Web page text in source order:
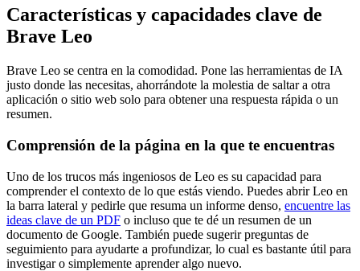
Características y capacidades clave de
Brave Leo
Brave Leo se centra en la comodidad. Pone las herramientas de IA
justo donde las necesitas, ahorrándote la molestia de saltar a otra
aplicación o sitio web solo para obtener una respuesta rápida o un
resumen.
Comprensión de la página en la que te encuentras
Uno de los trucos más ingeniosos de Leo es su capacidad para
comprender el contexto de lo que estás viendo. Puedes abrir Leo en
la barra lateral y pedirle que resuma un informe denso, encuentre las
ideas clave de un PDF o incluso que te dé un resumen de un
documento de Google. También puede sugerir preguntas de
seguimiento para ayudarte a profundizar, lo cual es bastante útil para
investigar o simplemente aprender algo nuevo.